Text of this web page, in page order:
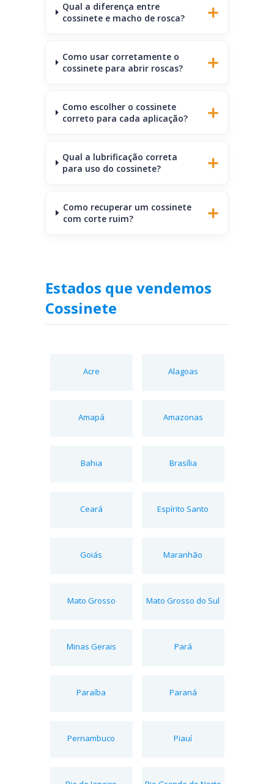
Qual a diferença entre
cossinete e macho de rosca?
Como usar corretamente o
cossinete para abrir roscas?
Como escolher o cossinete
correto para cada aplicação?
Qual a lubrificação correta
para uso do cossinete?
Como recuperar um cossinete
com corte ruim?
Estados que vendemos
Cossinete
Acre Alagoas
Amapá Amazonas
Bahia Brasília
Ceará Espírito Santo
Goiás Maranhão
Mato Grosso Mato Grosso do Sul
Minas Gerais Pará
Paraíba Paraná
Pernambuco Piauí